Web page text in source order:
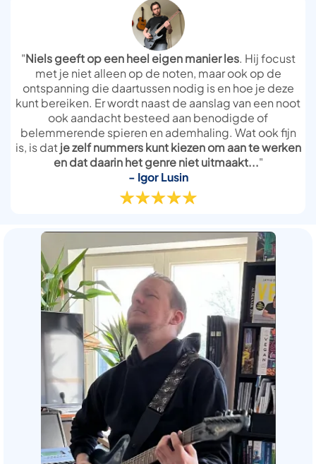
"Niels geeft op een heel eigen manier les. Hij focust
met je niet alleen op de noten, maar ook op de
ontspanning die daartussen nodig is en hoe je deze
kunt bereiken. Er wordt naast de aanslag van een noot
ook aandacht besteed aan benodigde of
belemmerende spieren en ademhaling. Wat ook fijn
is, is dat je zelf nummers kunt kiezen om aan te werken
en dat daarin het genre niet uitmaakt..."
- Igor Lusin